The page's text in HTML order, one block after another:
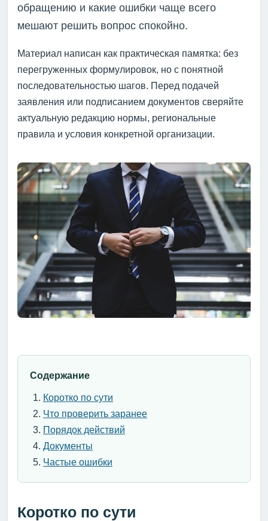
обращению и какие ошибки чаще всего
мешают решить вопрос спокойно.
Материал написан как практическая памятка: без
перегруженных формулировок, но с понятной
последовательностью шагов. Перед подачей
заявления или подписанием документов сверяйте
актуальную редакцию нормы, региональные
правила и условия конкретной организации.
Содержание
Коротко по сути
Что проверить заранее
Порядок действий
Документы
Частые ошибки
Коротко по сути